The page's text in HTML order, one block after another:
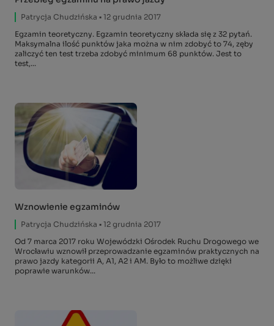
Patrycja Chudzińska ▪ 12 grudnia 2017
Egzamin teoretyczny. Egzamin teoretyczny składa się z 32 pytań.
Maksymalna ilość punktów jaka można w nim zdobyć to 74, zęby
zaliczyć ten test trzeba zdobyć minimum 68 punktów. Jest to
test,...
Wznowienie egzaminów
Patrycja Chudzińska ▪ 12 grudnia 2017
Od 7 marca 2017 roku Wojewódzki Ośrodek Ruchu Drogowego we
Wrocławiu wznowił przeprowadzanie egzaminów praktycznych na
prawo jazdy kategorii A, A1, A2 i AM. Było to możliwe dzięki
poprawie warunków...